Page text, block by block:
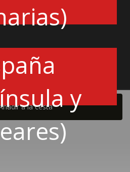
y
DE ACEITE SERIE 900
a la cesta